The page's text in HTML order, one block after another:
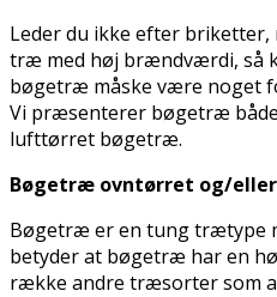
Leder du ikke efter
træ med høj brændværdi, så
bøgetræ måske være noget
Vi præsenterer bøgetræ
lufttørret bøgetræ.
Bøgetræ ovntørret og/
Bøgetræ er en tung trætype
betyder at bøgetræ har en
række andre træsorter som